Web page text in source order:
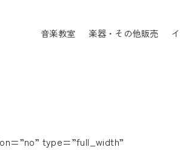
音楽教室 楽器・その他販売
type=”full_width”